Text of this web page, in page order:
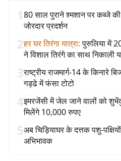
180 साल पुराने श्मशान पर कब्जे
जोरदार प्रदर्शन
2हर घर तिरंगा यात्रा: पुरुलिया में
ने विशाल तिरंगे का साथ निकाली
3राष्ट्रीय राजमार्ग-14 के किनारे
गड्ढे में फंसा टोटो
4इमरजेंसी में जेल जाने वालों को
मिलेंगे 10,000 रुपए
5अब चिड़ियाघर के दत्तक पशु-
अभिभावक